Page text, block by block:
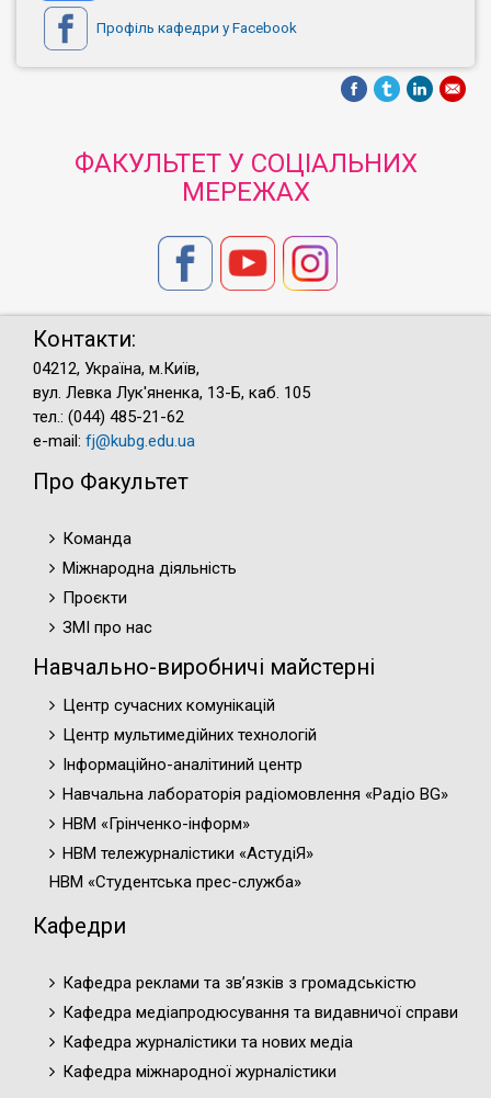
Профіль кафедри у Facebook
ФАКУЛЬТЕТ У СОЦІАЛЬНИХ
МЕРЕЖАХ
Контакти:
04212, Україна, м.Київ,
вул. Левка Лук'яненка, 13-Б, каб. 105
тел.: (044) 485-21-62
e-mail: fj@kubg.edu.ua
Про Факультет
Команда
Міжнародна діяльність
Проєкти
ЗМІ про нас
Навчально-виробничі майстерні
Центр сучасних комунікацій
Центр мультимедійних технологій
Інформаційно-аналітиний центр
Навчальна лабораторія радіомовлення «Радіо BG»
НВМ «Грінченко-інформ»
НВМ тележурналістики «АстудіЯ»
НВМ «Студентська прес-служба»
Кафедри
Кафедра реклами та зв’язків з громадськістю
Кафедра медіапродюсування та видавничої справи
Кафедра журналістики та нових медіа
Кафедра міжнародної журналістики